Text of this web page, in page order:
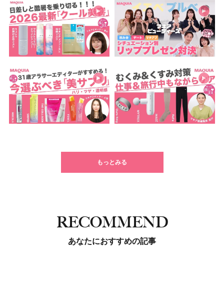
もっとみる
RECOMMEND
あなたにおすすめの記事